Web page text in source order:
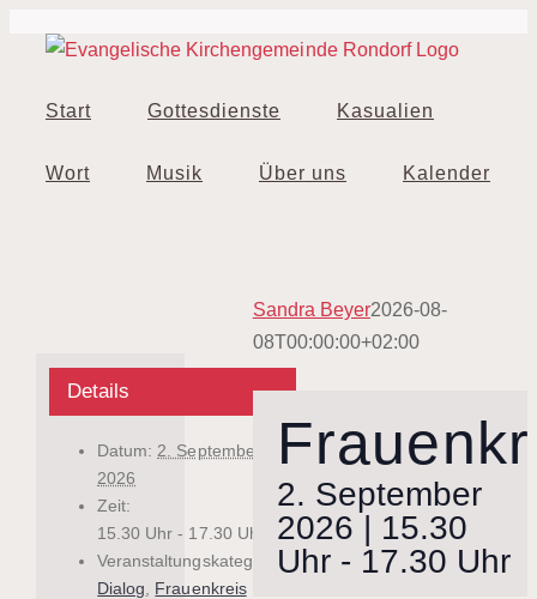
Inhalt
Start
Gottesdienste Kasualien
Wort Musik Über uns Kalender
Sandra Beyer2026-08-
08T00:00:00+02:00
2. September
2026 | 15.30
Uhr- 17.30 Uhr
Details
Datum: 2. September
2026
Zeit:
15.30 Uhr - 17.30 Uhr
Veranstaltungskategorien:
Dialog
Frauenkreis